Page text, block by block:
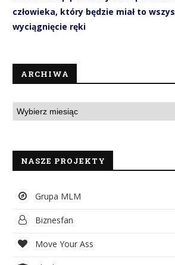
człowieka, który będzie miał to
wyciągnięcie ręki
ARCHIWA
NASZE PROJEKTY
Grupa MLM
Biznesfan
Move Your Ass